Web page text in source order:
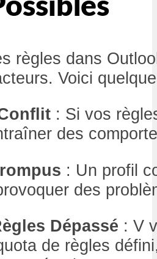
règles dans
Voici
: Si vos
des
: Un profil
des
Dépassé : V
de règles